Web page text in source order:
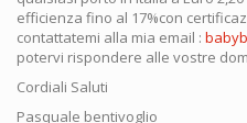
efficienza fino al 17%con
contattatemi alla mia email :
potervi rispondere alle vostre
Cordiali Saluti
Pasquale bentivoglio